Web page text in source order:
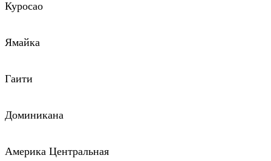
Куросао
Ямайка
Гаити
Доминикана
Америка Центральная